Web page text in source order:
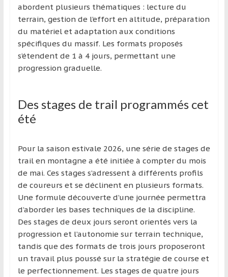
abordent plusieurs thématiques : lecture du
terrain, gestion de l’effort en altitude, préparation
du matériel et adaptation aux conditions
spécifiques du massif. Les formats proposés
s’étendent de 1 à 4 jours, permettant une
progression graduelle.
Des stages de trail programmés cet
été
Pour la saison estivale 2026, une série de stages de
trail en montagne a été initiée à compter du mois
de mai. Ces stages s’adressent à différents profils
de coureurs et se déclinent en plusieurs formats.
Une formule découverte d’une journée permettra
d’aborder les bases techniques de la discipline.
Des stages de deux jours seront orientés vers la
progression et l’autonomie sur terrain technique,
tandis que des formats de trois jours proposeront
un travail plus poussé sur la stratégie de course et
le perfectionnement. Les stages de quatre jours